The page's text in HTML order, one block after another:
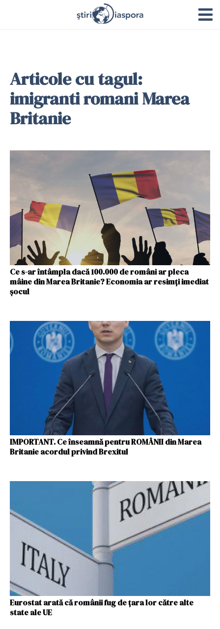
Articole cu tagul:
imigranti romani Marea
Britanie
Ce s-ar întâmpla dacă 100.000 de români ar pleca
mâine din Marea Britanie? Economia ar resimți imediat
șocul
IMPORTANT. Ce înseamnă pentru ROMÂNII din Marea
Britanie acordul privind Brexitul
Eurostat arată că românii fug de țara lor către alte
state ale UE